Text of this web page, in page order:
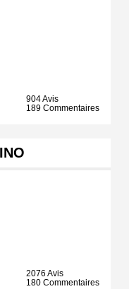
904 Avis
189 Commentaires
2076 Avis
180 Commentaires